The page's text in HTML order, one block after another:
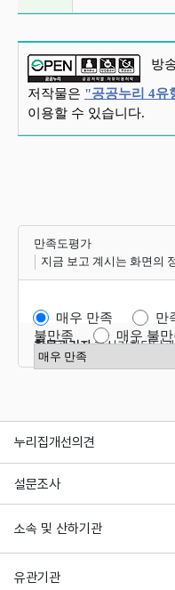
방
저작물은 "공공누리 4유
이용할 수 있습니다.
만족도평가
지금 보고 계시는 화면의
매우 만족 만
불만족
매우 불만
만족도 점수 선택
항목관리자혁신기획담당
누리집개선의견
설문조사
소속 및 산하기관
유관기관